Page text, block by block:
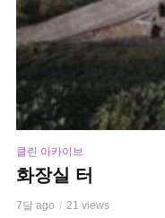
클린 아카이브
화장실 터
7달 ago 21 views